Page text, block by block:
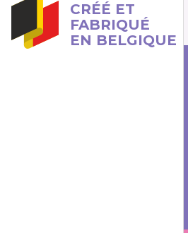
CRÉÉ ET
FABRIQUÉ
EN BELGIQUE